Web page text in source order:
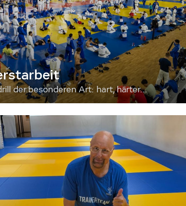
der besonderen Art: hart, härter...